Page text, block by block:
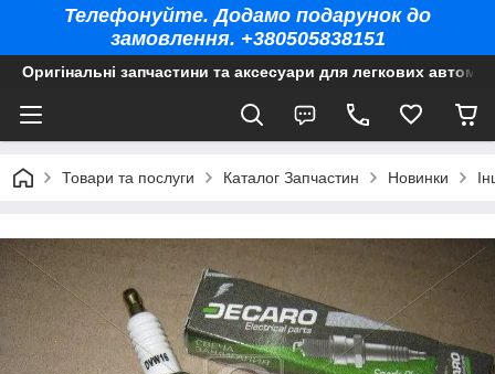
Телефонуйте. Додамо подарунок до
замовлення. +380505838151
Оригінальні запчастини та аксесуари для легкових
Товари та послуги Каталог Запчастин Новинки